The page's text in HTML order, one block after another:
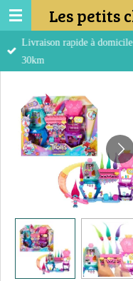
Passer
au
contenu
Les petits
Livraison rapide à domicile
30km